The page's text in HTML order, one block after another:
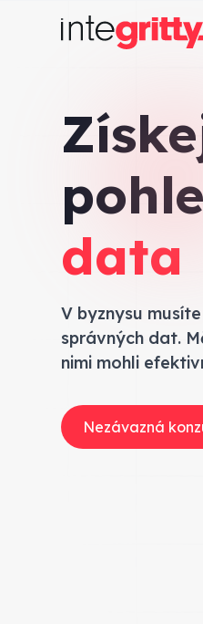
data
V byznysu
správných dat.
nimi mohli
Nezávazná